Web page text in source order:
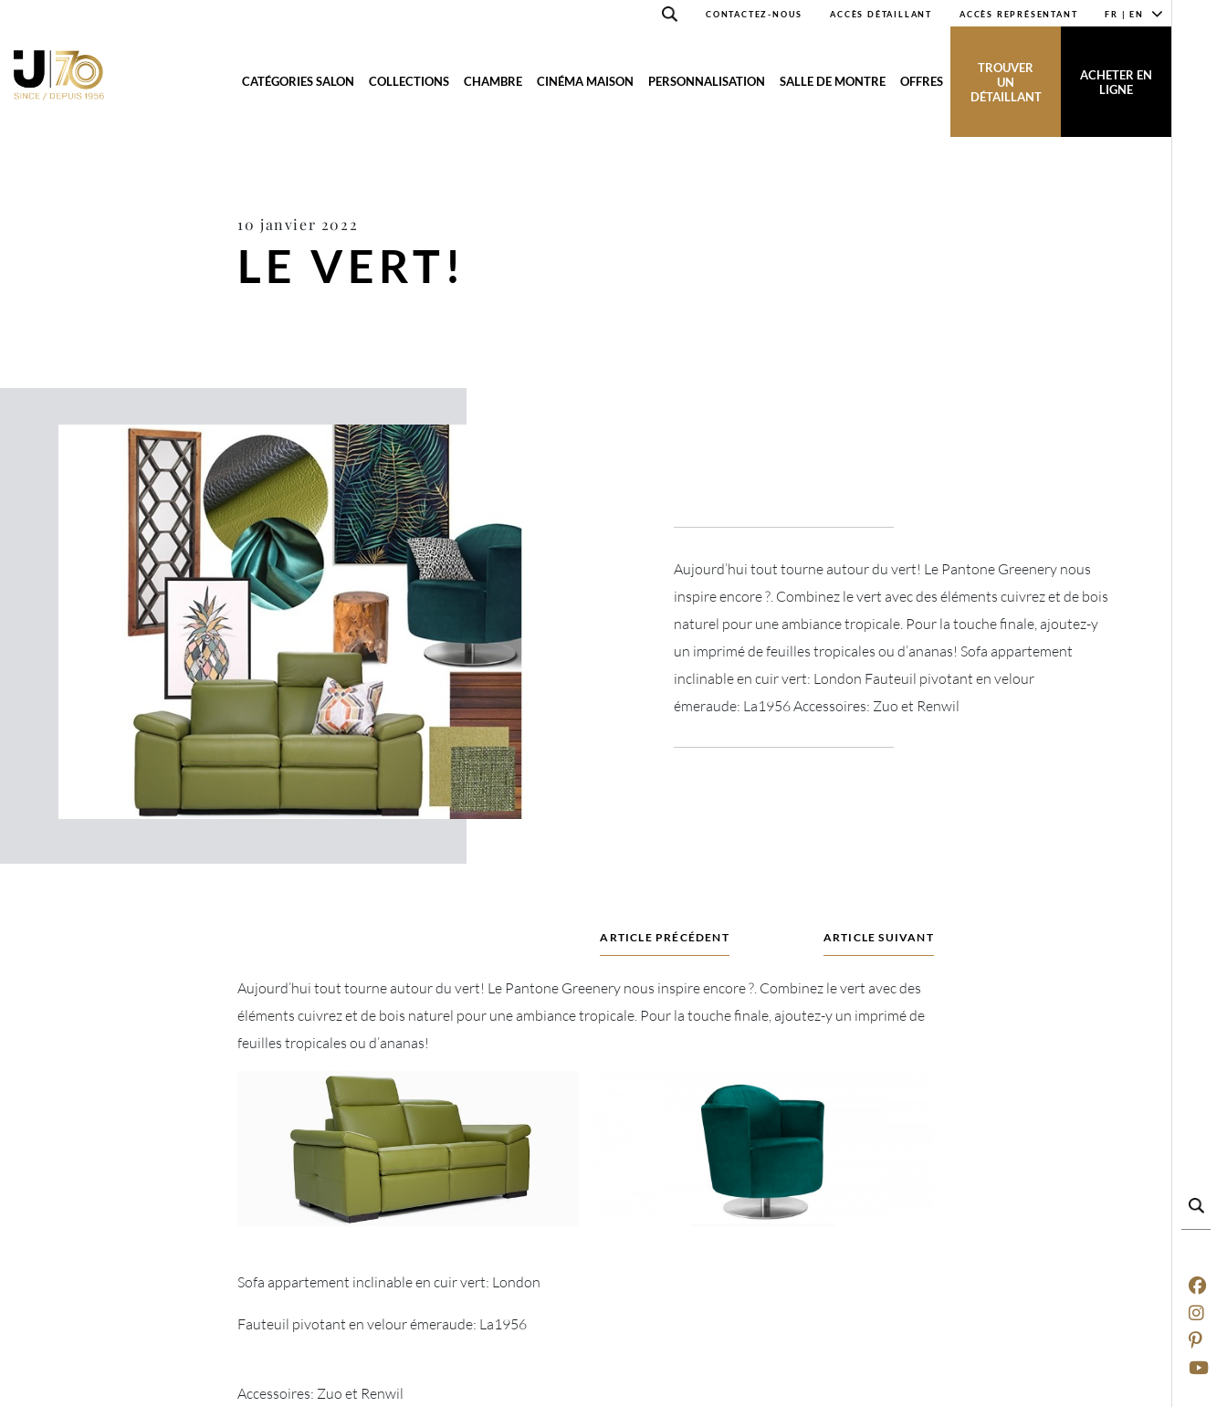
CONTACTEZ-NOUS ACCÈS DÉTAILLANT ACCÈS REPRÉSENTANT FR | EN
CATÉGORIES SALON COLLECTIONS CHAMBRE CINÉMA MAISON PERSONNALISATION SALLE DE MONTRE OFFRES
TROUVER
UN
DÉTAILLANT
ACHETER EN
LIGNE
10 janvier 2022
LE VERT!
Aujourd’hui tout tourne autour du vert! Le Pantone Greenery nous
inspire encore ?. Combinez le vert avec des éléments cuivrez et de bois
naturel pour une ambiance tropicale. Pour la touche finale, ajoutez-y
un imprimé de feuilles tropicales ou d’ananas! Sofa appartement
inclinable en cuir vert: London Fauteuil pivotant en velour
émeraude: La1956 Accessoires: Zuo et Renwil
ARTICLE PRÉCÉDENT ARTICLE SUIVANT
Aujourd’hui tout tourne autour du vert! Le Pantone Greenery nous inspire encore ?. Combinez le vert avec des
éléments cuivrez et de bois naturel pour une ambiance tropicale. Pour la touche finale, ajoutez-y un imprimé de
feuilles tropicales ou d’ananas!
Sofa appartement inclinable en cuir vert: London
Fauteuil pivotant en velour émeraude: La1956
Accessoires: Zuo et Renwil